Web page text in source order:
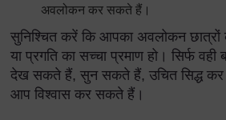
अवलोकन कर सकते हैं।
सुनिश्चित करें कि आपका अवलोकन छात्रों
या प्रगति का सच्चा प्रमाण हो। सिर्फ वही
देख सकते हैं, सुन सकते हैं, उचित सिद्ध
आप विश्वास कर सकते हैं।